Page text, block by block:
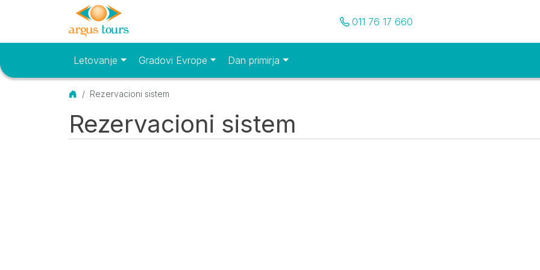
Pozovite nas
011 76 17 660
Osnovni meniLetovanje Gradovi Evrope Dan primirja
Početna
Rezervacioni sistem
Rezervacioni sistem